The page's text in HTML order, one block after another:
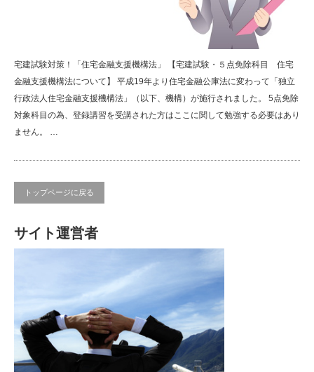
宅建試験対策！「住宅金融支援機構法」 【宅建試験・５点免除科目 住宅
金融支援機構法について】 平成19年より住宅金融公庫法に変わって「独立
行政法人住宅金融支援機構法」（以下、機構）が施行されました。 5点免除
対象科目の為、登録講習を受講された方はここに関して勉強する必要はあり
ません。 …
トップページに戻る
サイト運営者